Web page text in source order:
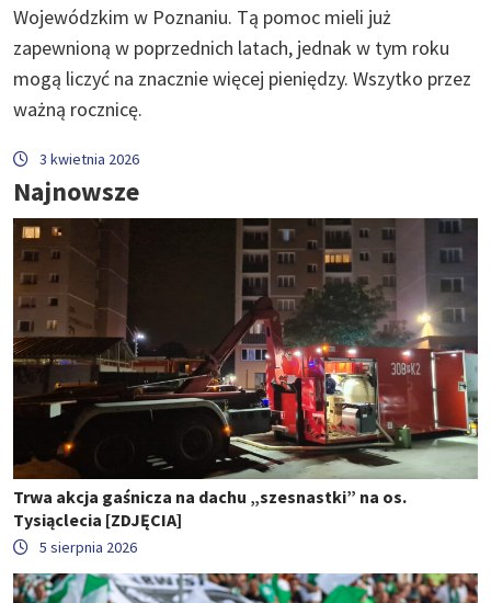
Wojewódzkim w Poznaniu. Tą pomoc mieli już
zapewnioną w poprzednich latach, jednak w tym roku
mogą liczyć na znacznie więcej pieniędzy. Wszytko przez
ważną rocznicę.
3 kwietnia 2026
Najnowsze
Trwa akcja gaśnicza na dachu „szesnastki” na os.
Tysiąclecia [ZDJĘCIA]
5 sierpnia 2026